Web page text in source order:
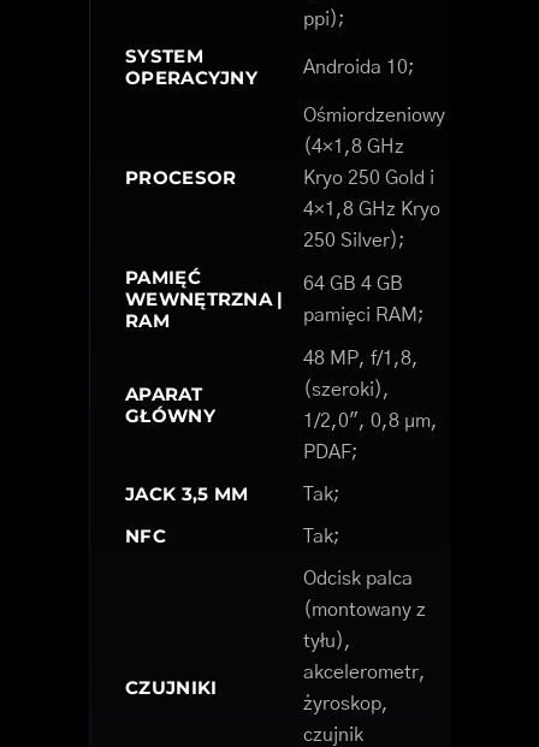
ppi);
SYSTEM
OPERACYJNY
Androida 10;
PROCESOR
Ośmiordzeniowy
(4×1,8 GHz
Kryo 250 Gold i
4×1,8 GHz Kryo
250 Silver);
PAMIĘĆ
WEWNĘTRZNA |
RAM
64 GB 4 GB
pamięci RAM;
APARAT
GŁÓWNY
48 MP, f/1,8,
(szeroki),
1/2,0", 0,8 µm,
PDAF;
JACK 3,5 MM Tak;
NFC Tak;
CZUJNIKI
Odcisk palca
(montowany z
tyłu),
akcelerometr,
żyroskop,
czujnik